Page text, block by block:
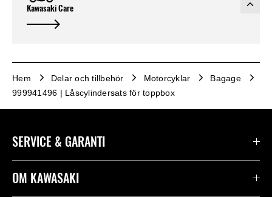
Kawasaki Care
Hem Delar och tillbehör Motorcyklar
Bagage
999941496 | Låscylindersats för toppbox
SERVICE & GARANTI
Kontakta oss
OM KAWASAKI